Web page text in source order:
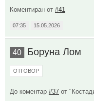
Коментиран от #41
07:35 15.05.2026
40 Боруна Лом
ОТГОВОР
До коментар #37 от